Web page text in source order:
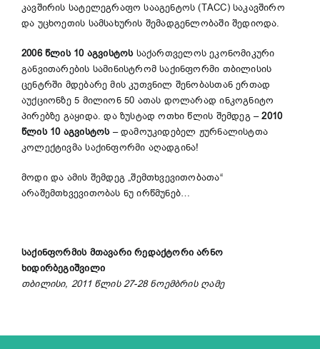
კავშირის სატელეგრაფო სააგენტოს (ТАСС) საკავშირო
და უცხოეთის სამსახურის შემადგენლობაში შედიოდა.
2006 წლის 10 აგვისტოსსაქართველოს ეკონომიკური
განვითარების სამინისტრომ საქინფორმი თბილისის
ცენტრში მდებარე მის კუთვნილ შენობასთან ერთად
აუქციონზე 5 მილიონ 50 ათას დოლარად ინკოგნიტო
პირებზე გაყიდა. და ზუსტად ოთხი წლის შემდეგ –2010
წლის 10 აგვისტოს– დამოუკიდებელ ჟურნალისტთა
კოლექტივმა საქინფორმი აღადგინა!
მოდი და ამის შემდეგ „შემთხვევითობათა“
არაშემთხვევითობას ნუ ირწმუნებ…
საქინფორმის მთავარი რედაქტორი არნო
ხიდირბეგიშვილი
თბილისი, 2011 წლის 27-28 ნოემბრის ღამე